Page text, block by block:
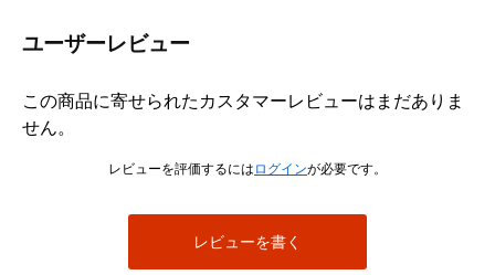
ユーザーレビュー
この商品に寄せられたカスタマーレビューはまだありま
せん。
レビューを評価するには ログインが必要です。
レビューを書く